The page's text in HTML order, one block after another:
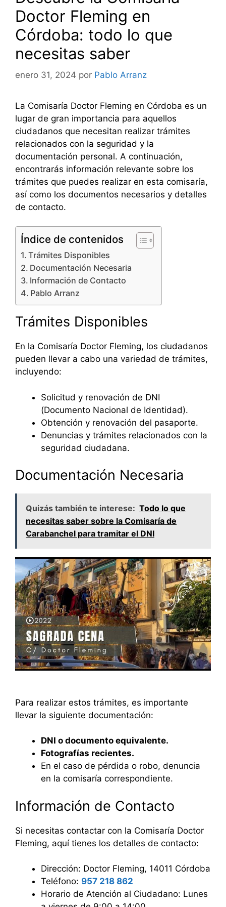
Doctor Fleming en
Córdoba: todo lo que
necesitas saber
enero 31, 2024 por Pablo Arranz
La Comisaría Doctor Fleming en Córdoba es un
lugar de gran importancia para aquellos
ciudadanos que necesitan realizar trámites
relacionados con la seguridad y la
documentación personal. A continuación,
encontrarás información relevante sobre los
trámites que puedes realizar en esta comisaría,
así como los documentos necesarios y detalles
de contacto.
Índice de contenidos
Trámites Disponibles
Documentación Necesaria
Información de Contacto
Pablo Arranz
Trámites Disponibles
En la Comisaría Doctor Fleming, los ciudadanos
pueden llevar a cabo una variedad de trámites,
incluyendo:
Solicitud y renovación de DNI
(Documento Nacional de Identidad).
Obtención y renovación del pasaporte.
Denuncias y trámites relacionados con la
seguridad ciudadana.
Documentación Necesaria
Quizás también te interese: Todo lo que
necesitas saber sobre la Comisaría de
Carabanchel para tramitar el DNI
Para realizar estos trámites, es importante
llevar la siguiente documentación:
DNI o documento equivalente.
Fotografías recientes.
En el caso de pérdida o robo, denuncia
en la comisaría correspondiente.
Información de Contacto
Si necesitas contactar con la Comisaría Doctor
Fleming, aquí tienes los detalles de contacto:
Dirección: Doctor Fleming, 14011 Córdoba
Teléfono: 957 218 862
Horario de Atención al Ciudadano: Lunes